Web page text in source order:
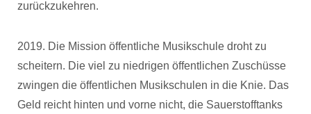
zurückzukehren.
2019. Die Mission öffentliche Musikschule droht zu
scheitern. Die viel zu niedrigen öffentlichen Zuschüsse
zwingen die öffentlichen Musikschulen in die Knie. Das
Geld reicht hinten und vorne nicht, die Sauerstofftanks